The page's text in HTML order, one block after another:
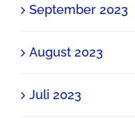
September 2023
August 2023
Juli 2023